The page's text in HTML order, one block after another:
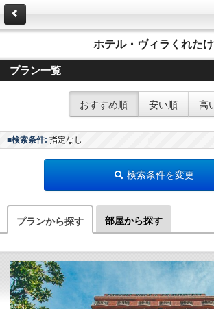
ホテル・ヴィラくれたけ
プラン一覧
おすすめ順 安い順 高
■検索条件: 指定なし
検索条件を変更
プランから探す 部屋から探す